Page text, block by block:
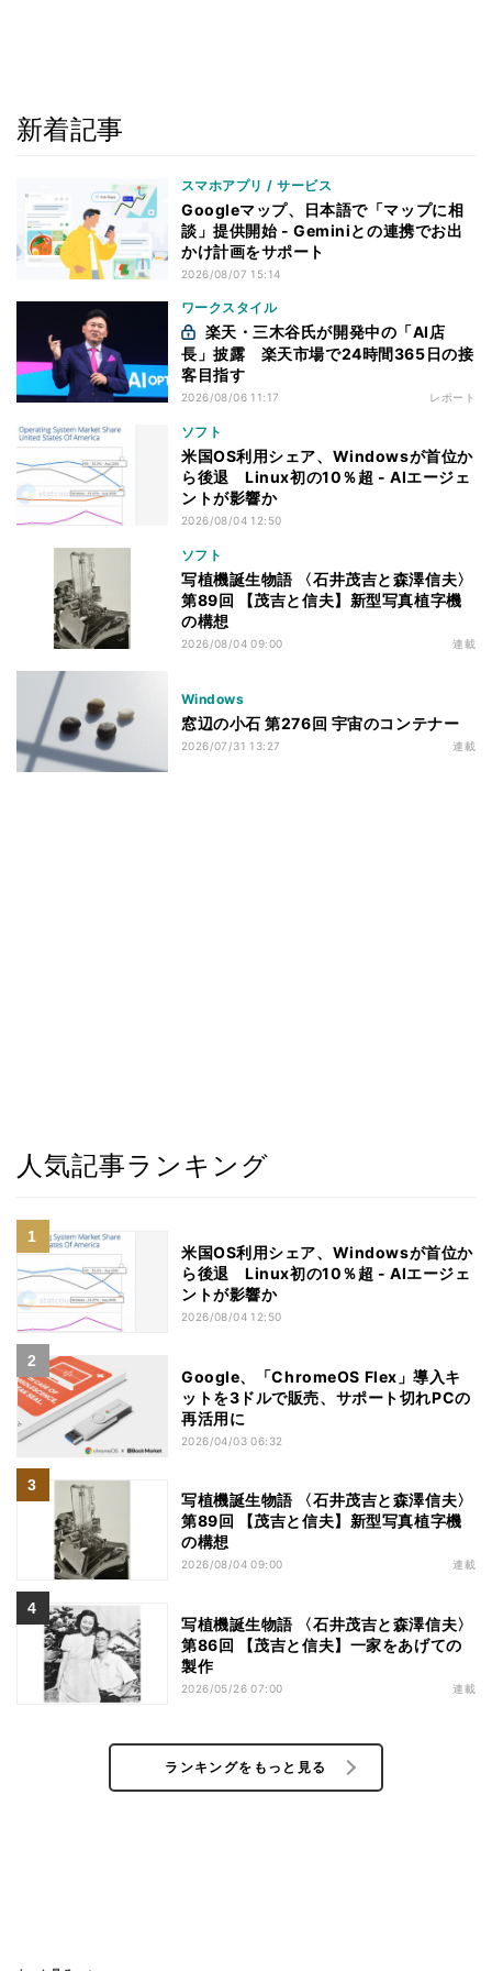
新着記事
スマホアプリ / サービス
Googleマップ、日本語で「マップに相
談」提供開始 - Geminiとの連携でお出
かけ計画をサポート
2026/08/07 15:14
ワークスタイル
長」披露 楽天市場で24時間365日の接
客目指す
2026/08/06 11:17 レポート
ソフト
米国OS利用シェア、Windowsが首位か
ら後退 Linux初の10％超 - AIエージェ
ントが影響か
2026/08/04 12:50
ソフト
写植機誕生物語 〈石井茂吉と森澤信夫〉
第89回 【茂吉と信夫】新型写真植字機
の構想
2026/08/04 09:00 連載
Windows
窓辺の小石 第276回 宇宙のコンテナー
2026/07/31 13:27 連載
人気記事ランキング
米国OS利用シェア、Windowsが首位か
ら後退 Linux初の10％超 - AIエージェ
ントが影響か
2026/08/04 12:50
Google、「ChromeOS Flex」導入キ
ットを3ドルで販売、サポート切れPCの
再活用に
2026/04/03 06:32
写植機誕生物語 〈石井茂吉と森澤信夫〉
第89回 【茂吉と信夫】新型写真植字機
の構想
2026/08/04 09:00 連載
写植機誕生物語 〈石井茂吉と森澤信夫〉
第86回 【茂吉と信夫】一家をあげての
製作
2026/05/26 07:00 連載
ランキングをもっと見る